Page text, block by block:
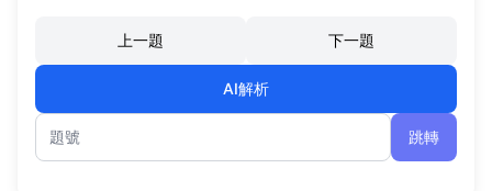
上一題 下一題
AI解析
題號
跳轉